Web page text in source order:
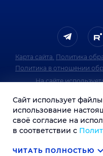
1991–2026
Карта сайта. Политика
Политика в отношении
На сайте
системы
Сайт использует
использование
своё согласие на использование
в соответствии с
обработкой ваших персональных данных вы
ЧИТАТЬ ПОЛНОСТЬЮ